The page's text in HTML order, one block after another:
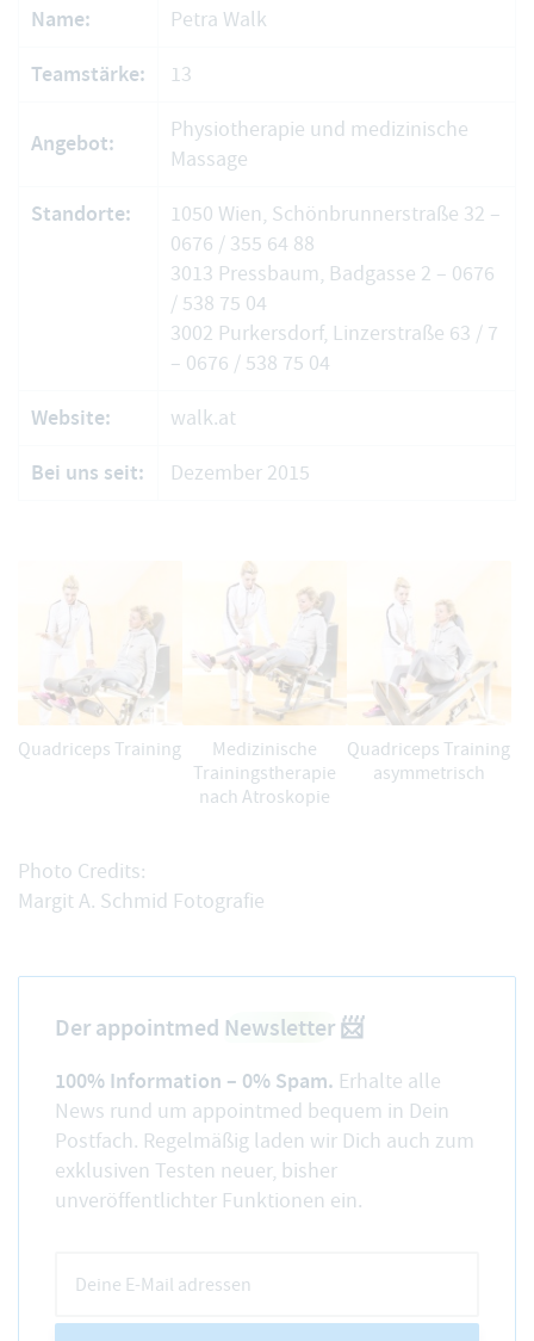
Name: Petra Walk
Teamstärke: 13
Angebot:
Physiotherapie und medizinische
Massage
Standorte:
1050 Wien, Schönbrunnerstraße 32 –
0676 / 355 64 88
3013 Pressbaum, Badgasse 2 – 0676
/ 538 75 04
3002 Purkersdorf, Linzerstraße 63 / 7
– 0676 / 538 75 04
Website: walk.at
Bei uns seit: Dezember 2015
Quadriceps Training
Medizinische
Trainingstherapie
nach Atroskopie
Quadriceps Training
asymmetrisch
Photo Credits:
Margit A. Schmid Fotografie
Der appointmed Newsletter📨
100% Information – 0% Spam. Erhalte alle
News rund um appointmed bequem in Dein
Postfach. Regelmäßig laden wir Dich auch zum
exklusiven Testen neuer, bisher
unveröffentlichter Funktionen ein.